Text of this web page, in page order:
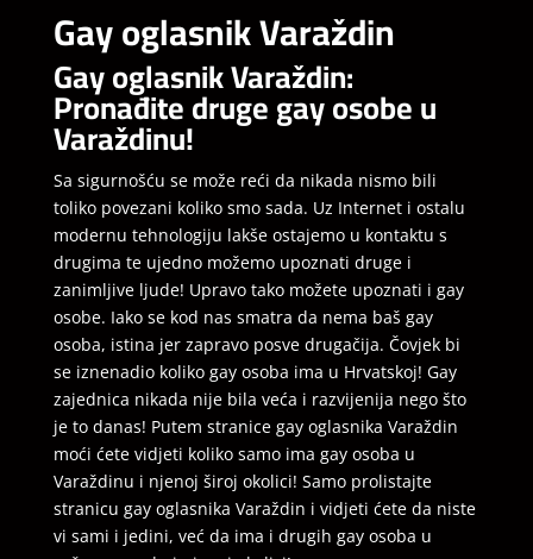
Gay oglasnik Varaždin
Gay oglasnik Varaždin:
Pronađite druge gay osobe u
Varaždinu!
Sa sigurnošću se može reći da nikada nismo bili
toliko povezani koliko smo sada. Uz Internet i ostalu
modernu tehnologiju lakše ostajemo u kontaktu s
drugima te ujedno možemo upoznati druge i
zanimljive ljude! Upravo tako možete upoznati i gay
osobe. Iako se kod nas smatra da nema baš gay
osoba, istina jer zapravo posve drugačija. Čovjek bi
se iznenadio koliko gay osoba ima u Hrvatskoj! Gay
zajednica nikada nije bila veća i razvijenija nego što
je to danas! Putem stranice gay oglasnika Varaždin
moći ćete vidjeti koliko samo ima gay osoba u
Varaždinu i njenoj široj okolici! Samo prolistajte
stranicu gay oglasnika Varaždin i vidjeti ćete da niste
vi sami i jedini, već da ima i drugih gay osoba u